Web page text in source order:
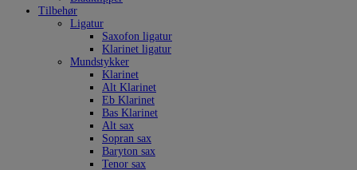
Tilbehør
Ligatur
Saxofon ligatur
Klarinet ligatur
Mundstykker
Klarinet
Alt Klarinet
Eb Klarinet
Bas Klarinet
Alt sax
Sopran sax
Baryton sax
Tenor sax